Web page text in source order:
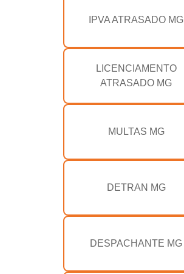
IPVA ATRASADO MG
LICENCIAMENTO
ATRASADO MG
MULTAS MG
DETRAN MG
DESPACHANTE MG